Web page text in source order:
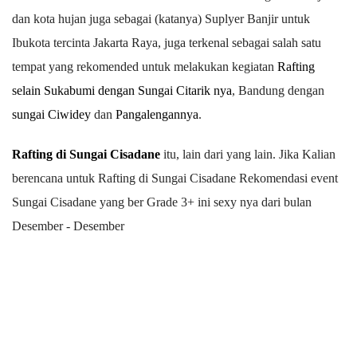
dan kota hujan juga sebagai (katanya) Suplyer Banjir untuk
Ibukota tercinta Jakarta Raya, juga terkenal sebagai salah satu
tempat yang rekomended untuk melakukan kegiatan Rafting
selain Sukabumi dengan Sungai Citarik nya, Bandung dengan
sungai Ciwidey dan Pangalengannya.
Rafting di Sungai Cisadane itu, lain dari yang lain. Jika Kalian
berencana untuk Rafting di Sungai Cisadane Rekomendasi event
Sungai Cisadane yang ber Grade 3+ ini sexy nya dari bulan
Desember - Desember